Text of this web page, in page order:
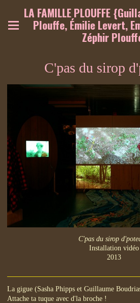
LA FAMILLE PLOUFFE
Plouffe, Émilie Levert,
Zéphir
C'pas du sirop
C'pas du sirop
Installation vidéo
2013
La gigue (Sasha Phipps et Guillaume
Attache ta tuque avec d'la broche !